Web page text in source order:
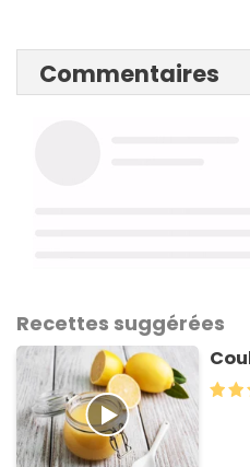
Commentaires
Recettes suggérées